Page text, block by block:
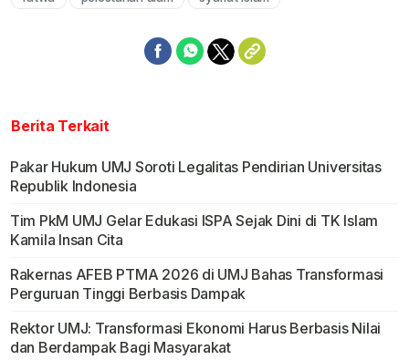
Berita Terkait
Pakar Hukum UMJ Soroti Legalitas Pendirian Universitas
Republik Indonesia
Tim PkM UMJ Gelar Edukasi ISPA Sejak Dini di TK Islam
Kamila Insan Cita
Rakernas AFEB PTMA 2026 di UMJ Bahas Transformasi
Perguruan Tinggi Berbasis Dampak
Rektor UMJ: Transformasi Ekonomi Harus Berbasis Nilai
dan Berdampak Bagi Masyarakat